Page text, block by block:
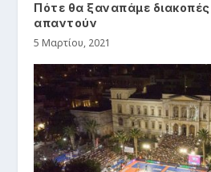
Πότε θα ξαναπάμε διακοπές
απαντούν
5 Μαρτίου, 2021